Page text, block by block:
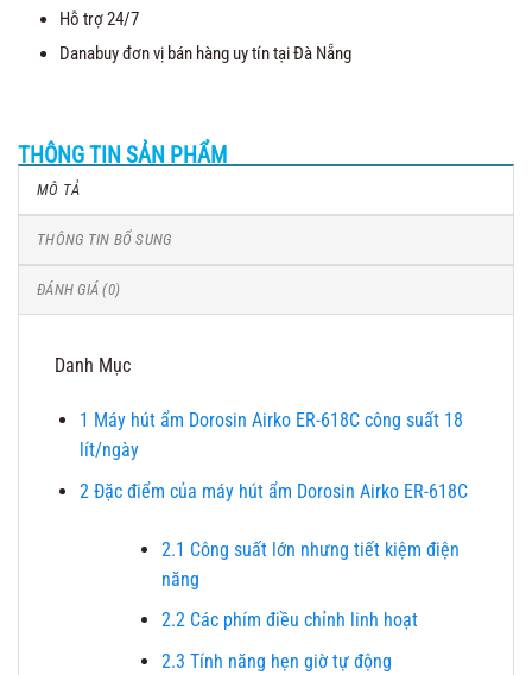
Hỗ trợ 24/7
Danabuy đơn vị bán hàng uy tín tại Đà Nẵng
THÔNG TIN SẢN PHẨM
MÔ TẢ
THÔNG TIN BỔ SUNG
ĐÁNH GIÁ (0)
Danh Mục
1 Máy hút ẩm Dorosin Airko ER-618C công suất 18
lít/ngày
2Đặc điểm của máy hút ẩm Dorosin Airko ER-618C
2.1 Công suất lớn nhưng tiết kiệm điện
năng
2.2Các phím điều chỉnh linh hoạt
2.3 Tính năng hẹn giờ tự động